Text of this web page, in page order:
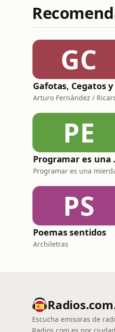
GC
PE
Programar es una
PS
Poemas sentidos
Archiletras
Escucha emisoras de